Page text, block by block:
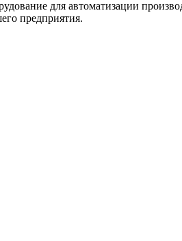
для автоматизации
предприятия.